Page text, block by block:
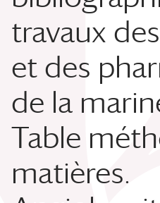
travaux
et des
de la
Table
matières.